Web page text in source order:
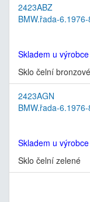
2423ABZ
BMW.řada-
Skladem u výrobce
Sklo čelní bronzové
2423AGN
BMW.řada-
Skladem u výrobce
Sklo čelní zelené